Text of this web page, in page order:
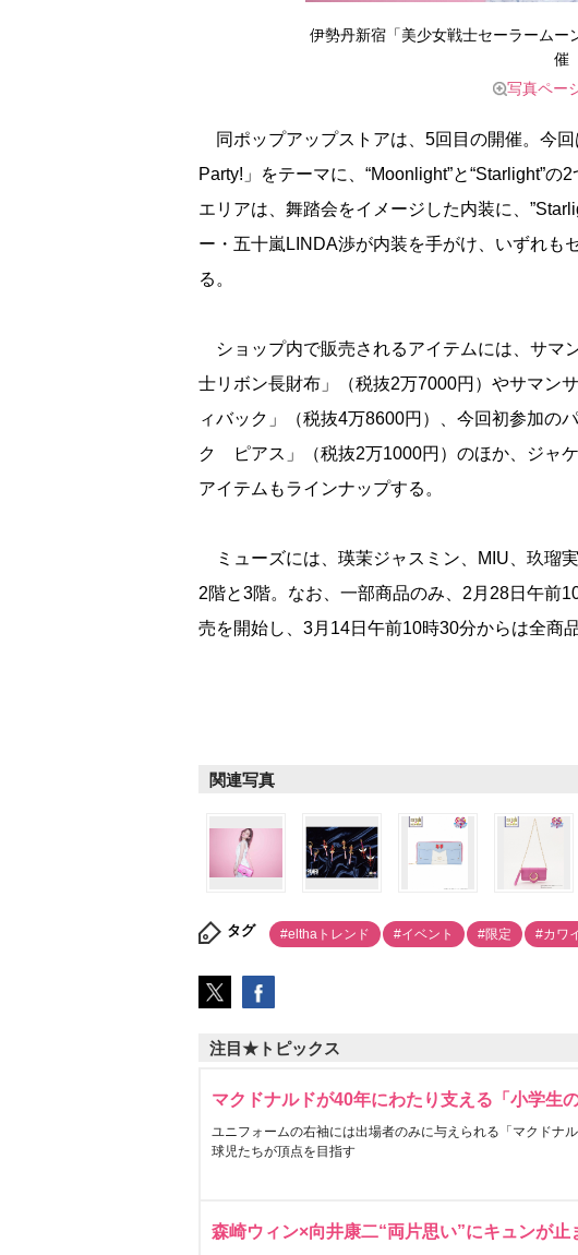
伊勢丹新宿「美少女戦士セーラームー
催
写真ペー
同ポップアップストアは、5回目の開催。今回
Party!」をテーマに、“Moonlight”と“Starlight”
エリアは、舞踏会をイメージした内装に、
ー・五十嵐LINDA渉が内装を手がけ、いずれも
る。
ショップ内で販売されるアイテムには、サマ
士リボン長財布」（税抜2万7000円）やサマン
ィバック」（税抜4万8600円）、今回初参加の
ク ピアス」（税抜2万1000円）のほか、ジャ
アイテムもラインナップする。
ミューズには、瑛茉ジャスミン、MIU、玖瑠
2階と3階。なお、一部商品のみ、2月28日午前
売を開始し、3月14日午前10時30分からは全商
関連写真
タグ #elthaトレンド #イベント #限定 #カワ
注目★トピックス
マクドナルドが40年にわたり支える「小学生の
ユニフォームの右袖には出場者のみに与えられる「マクドナ
球児たちが頂点を目指す
森崎ウィン×向井康二“両片思い”にキュンが止